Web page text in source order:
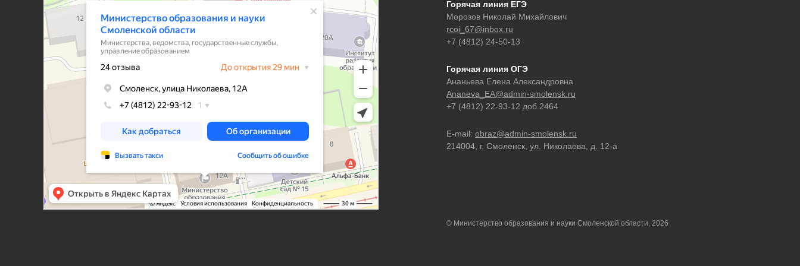
Горячая линия ЕГЭ
Морозов Николай Михайлович
rcoi_67@inbox.ru
+7 (4812) 24-50-13
Горячая линия ОГЭ
Ананьева Елена Александровна
Ananeva_EA@admin-smolensk.ru
+7 (4812) 22-93-12 доб.2464
E-mail:obraz@admin-smolensk.ru
214004, г. Смоленск, ул. Николаева, д. 12-а
© Министерство образования и науки Смоленской области, 2026